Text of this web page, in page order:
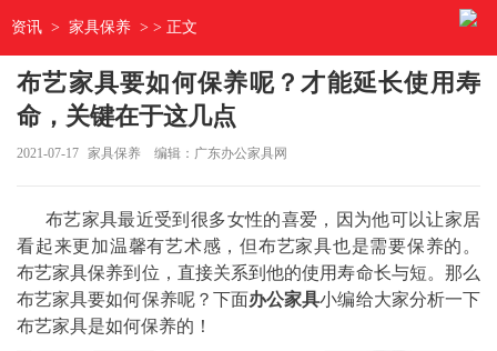
资讯 > 家具保养 > > 正文
布艺家具要如何保养呢？才能延长使用寿
命，关键在于这几点
2021-07-17 家具保养 编辑：广东办公家具网
布艺家具最近受到很多女性的喜爱，因为他可以让家居
看起来更加温馨有艺术感，但布艺家具也是需要保养的。
布艺家具保养到位，直接关系到他的使用寿命长与短。那么
布艺家具要如何保养呢？下面办公家具小编给大家分析一下
布艺家具是如何保养的！